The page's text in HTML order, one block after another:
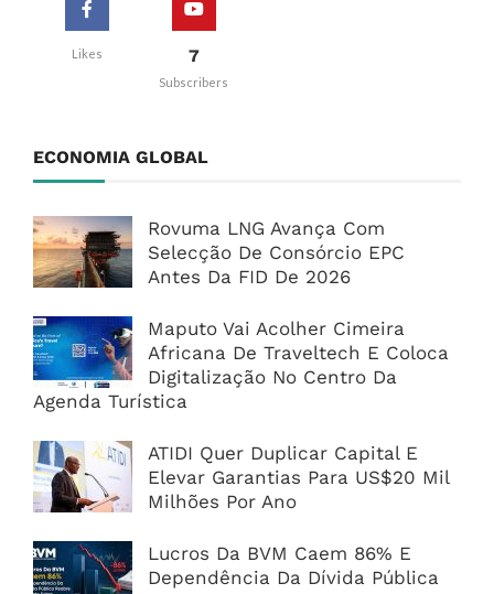
Likes 7
Subscribers
ECONOMIA GLOBAL
Rovuma LNG Avança Com
Selecção De Consórcio EPC
Antes Da FID De 2026
Maputo Vai Acolher Cimeira
Africana De Traveltech E Coloca
Digitalização No Centro Da
Agenda Turística
ATIDI Quer Duplicar Capital E
Elevar Garantias Para US$20 Mil
Milhões Por Ano
Lucros Da BVM Caem 86% E
Dependência Da Dívida Pública